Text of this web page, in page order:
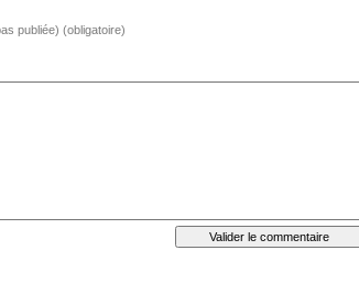
publiée) (obligatoire)